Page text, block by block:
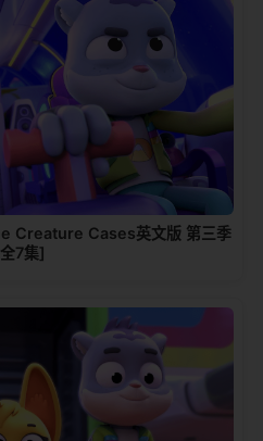
Creature Cases英文版 第三季
7集]